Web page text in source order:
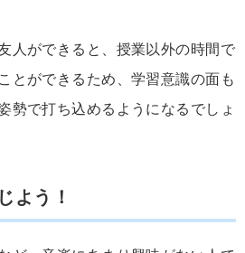
人ができると、授業以外の時間で
とができるため、学習意識の面も
勢で打ち込めるようになるでしょ
よう！